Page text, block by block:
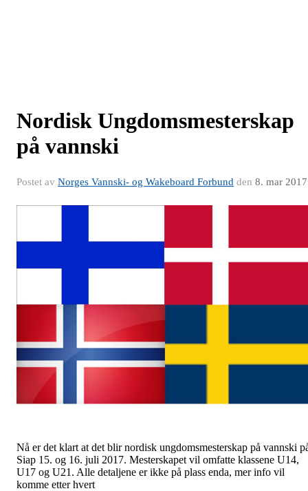
Nordisk Ungdomsmesterskap
på vannski
Postet av Norges Vannski- og Wakeboard Forbund den 8. mar 2017
Nå er det klart at det blir nordisk ungdomsmesterskap på vannski
Siap 15. og 16. juli 2017. Mesterskapet vil omfatte klassene U14,
U17 og U21. Alle detaljene er ikke på plass enda, mer info vil
komme etter hvert